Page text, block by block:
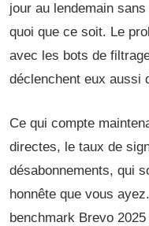
jour au lendemain
quoi que ce soit. Le
avec les bots de
déclenchent eux aussi
Ce qui compte
directes, le taux de
désabonnements, qui
honnête que vous
benchmark Brevo